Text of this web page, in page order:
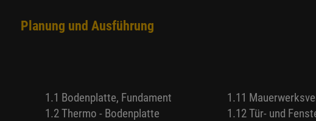
Planung und Ausführung
1.1 Bodenplatte, Fundament
1.2 Thermo - Bodenplatte
1.11
1.12 Tür- und